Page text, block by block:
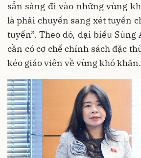
sẵn sàng đi vào những vùng
là phải chuyển sang xét tuyển
tuyển”. Theo đó, đại biểu
cần có cơ chế chính sách đặc
kéo giáo viên về vùng khó khăn.